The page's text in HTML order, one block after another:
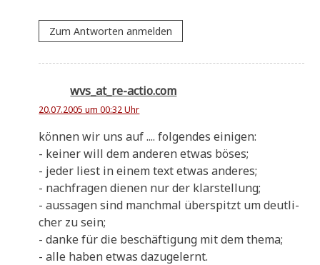
Zum Antworten anmelden
wvs_at_re-actio.com
20.07.2005 um 00:32 Uhr
kön­nen wir uns auf .... fol­gen­des einigen:
- kei­ner will dem ande­ren etwas böses;
- jeder liest in einem text etwas anderes;
- nach­fra­gen die­nen nur der klarstellung;
- aus­sa­gen sind manch­mal über­spitzt um deut­li­
cher zu sein;
- dan­ke für die beschäf­ti­gung mit dem thema;
- alle haben etwas dazugelernt.